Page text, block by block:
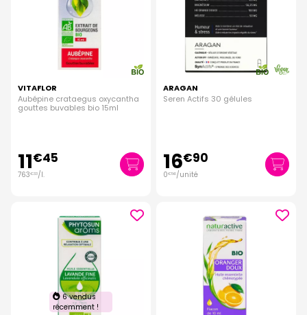
VITAFLOR
Aubépine crataegus oxycantha
gouttes buvables bio 15ml
11€45
763€33/l.
ARAGAN
Seren Actifs 30 gélules
16€90
0€56/unité
6 vendus
récemment !